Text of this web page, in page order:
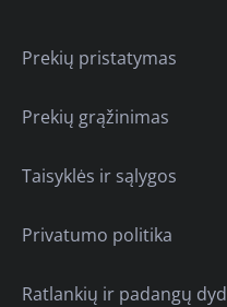
Prekių pristatymas
Prekių grąžinimas
Taisyklės ir sąlygos
Privatumo politika
Ratlankių ir padangų